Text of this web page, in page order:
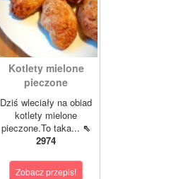
Kotlety mielone
pieczone
Dziś wleciały na obiad
kotlety mielone
pieczone.To taka... ⇖
2974
Zobacz przepis!